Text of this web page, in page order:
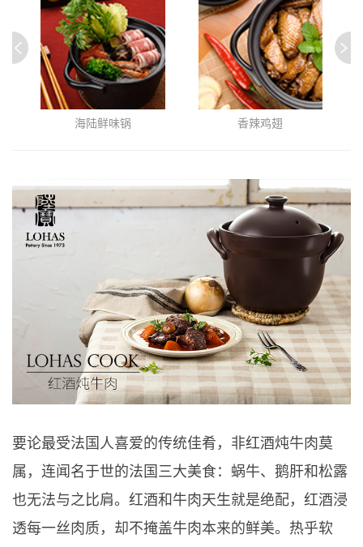
海陆鲜味锅 香辣鸡翅
要论最受法国人喜爱的传统佳肴，非红酒炖牛肉莫
属，连闻名于世的法国三大美食：蜗牛、鹅肝和松露
也无法与之比肩。红酒和牛肉天生就是绝配，红酒浸
透每一丝肉质，却不掩盖牛肉本来的鲜美。热乎软